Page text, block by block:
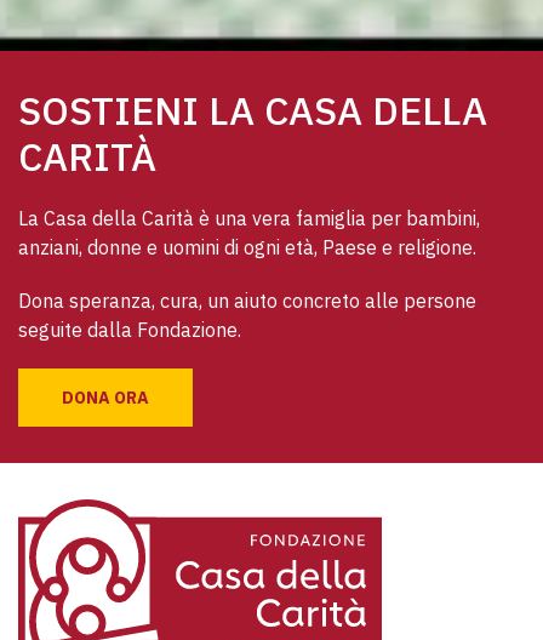
SOSTIENI LA CASA DELLA
CARITÀ
La Casa della Carità è una vera famiglia per bambini,
anziani, donne e uomini di ogni età, Paese e religione.
Dona speranza, cura, un aiuto concreto alle persone
seguite dalla Fondazione.
DONA ORA